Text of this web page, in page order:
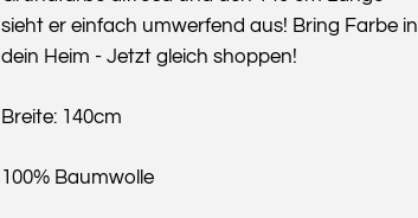
sieht er einfach umwerfend aus! Bring Farbe in
dein Heim - Jetzt gleich shoppen!
Breite: 140cm
100% Baumwolle